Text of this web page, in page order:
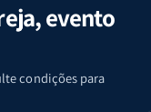
evento
condições para